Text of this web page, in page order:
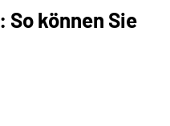
können Sie